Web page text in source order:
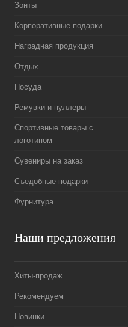
Зонты
Корпоративные подарки
Наградная продукция
Отдых
Посуда
Ремувки и пуллеры
Спортивные товары с
логотипом
Сувениры на заказ
Съедобные подарки
Фурнитура
Наши предложения
Хиты-продаж
Рекомендуем
Новинки